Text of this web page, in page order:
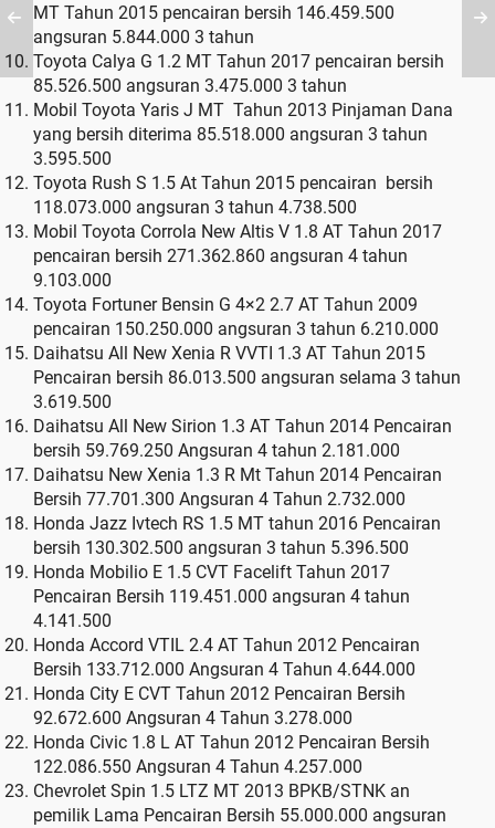
MT Tahun 2015 pencairan bersih 146.459.500
angsuran 5.844.000 3 tahun
Toyota Calya G 1.2 MT Tahun 2017 pencairan bersih
85.526.500 angsuran 3.475.000 3 tahun
Mobil Toyota Yaris J MT Tahun 2013 Pinjaman Dana
yang bersih diterima 85.518.000 angsuran 3 tahun
3.595.500
Toyota Rush S 1.5 At Tahun 2015 pencairan bersih
118.073.000 angsuran 3 tahun 4.738.500
Mobil Toyota Corrola New Altis V 1.8 AT Tahun 2017
pencairan bersih 271.362.860 angsuran 4 tahun
9.103.000
Toyota Fortuner Bensin G 4×2 2.7 AT Tahun 2009
pencairan 150.250.000 angsuran 3 tahun 6.210.000
Daihatsu All New Xenia R VVTI 1.3 AT Tahun 2015
Pencairan bersih 86.013.500 angsuran selama 3 tahun
3.619.500
Daihatsu All New Sirion 1.3 AT Tahun 2014 Pencairan
bersih 59.769.250 Angsuran 4 tahun 2.181.000
Daihatsu New Xenia 1.3 R Mt Tahun 2014 Pencairan
Bersih 77.701.300 Angsuran 4 Tahun 2.732.000
Honda Jazz Ivtech RS 1.5 MT tahun 2016 Pencairan
bersih 130.302.500 angsuran 3 tahun 5.396.500
Honda Mobilio E 1.5 CVT Facelift Tahun 2017
Pencairan Bersih 119.451.000 angsuran 4 tahun
4.141.500
Honda Accord VTIL 2.4 AT Tahun 2012 Pencairan
Bersih 133.712.000 Angsuran 4 Tahun 4.644.000
Honda City E CVT Tahun 2012 Pencairan Bersih
92.672.600 Angsuran 4 Tahun 3.278.000
Honda Civic 1.8 L AT Tahun 2012 Pencairan Bersih
122.086.550 Angsuran 4 Tahun 4.257.000
Chevrolet Spin 1.5 LTZ MT 2013 BPKB/STNK an
pemilik Lama Pencairan Bersih 55.000.000 angsuran